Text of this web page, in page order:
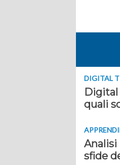
DIGITAL
Digital
quali
sfide